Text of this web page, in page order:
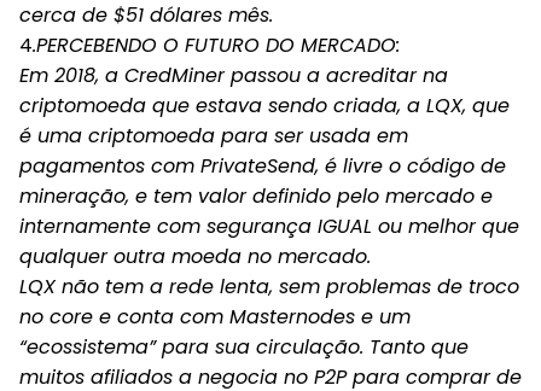
cerca de $51 dólares mês.
4.PERCEBENDO O FUTURO DO MERCADO:
Em 2018, a CredMiner passou a acreditar na
criptomoeda que estava sendo criada, a LQX, que
é uma criptomoeda para ser usada em
pagamentos com PrivateSend, é livre o código de
mineração, e tem valor definido pelo mercado e
internamente com segurança IGUAL ou melhor que
qualquer outra moeda no mercado.
LQX não tem a rede lenta, sem problemas de troco
no core e conta com Masternodes e um
“ecossistema” para sua circulação. Tanto que
muitos afiliados a negocia no P2P para comprar de